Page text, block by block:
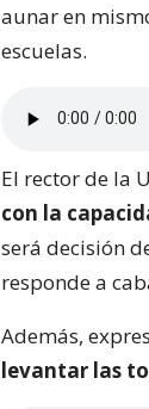
aunar en
escuelas.
El rector de la
con la
será decisión
responde a
Además,
levantar las